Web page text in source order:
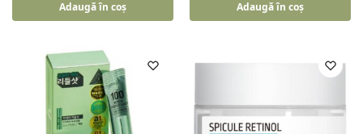
Adaugă în coș Adaugă în coș